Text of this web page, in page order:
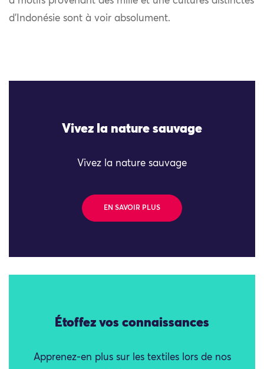
d’Indonésie sont à voir absolument.
Vivez la nature sauvage
Vivez la nature sauvage
EN SAVOIR PLUS
Étoffez vos connaissances
Apprenez-en plus sur les textiles lors de nos